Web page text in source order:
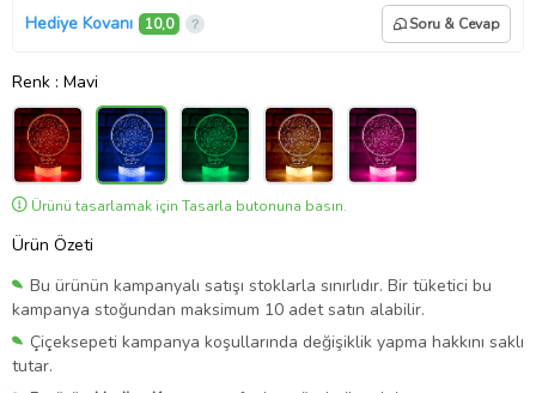
Hediye Kovanı 10,0 Soru & Cevap
Renk : Mavi
Ürünü tasarlamak için Tasarla butonuna basın.
Ürün Özeti
Bu ürünün kampanyalı satışı stoklarla sınırlıdır. Bir tüketici bu
kampanya stoğundan maksimum 10 adet satın alabilir.
Çiçeksepeti kampanya koşullarında değişiklik yapma hakkını saklı
tutar.